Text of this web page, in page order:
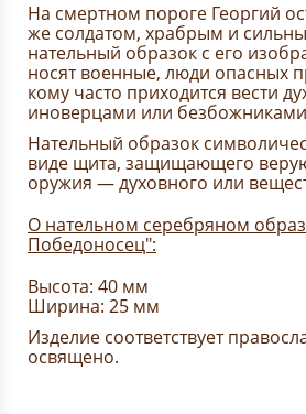
На смертном пороге Георгий
же солдатом, храбрым и
нательный образок с его
носят военные, люди опасных
кому часто приходится вести
иноверцами или
Нательный образок
виде щита, защищающего
оружия — духовного или
О нательном серебряном
Победоносец":
Высота: 40 мм
Ширина: 25 мм
Изделие соответствует
освящено.